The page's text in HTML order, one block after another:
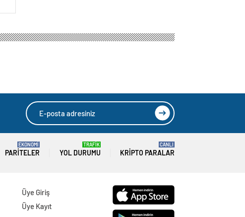
PARITELER
EKONOMİ
YOL DURUMU
TRAFİK
KRIPTO PARALAR
CANLI
Üye Giriş
Üye Kayıt